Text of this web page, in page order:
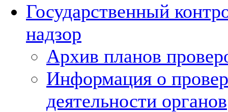
Государственный
надзор
Архив планов
Информация о
деятельности органов